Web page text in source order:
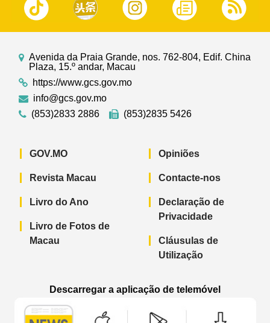
Avenida da Praia Grande, nos. 762-804, Edif. China
Plaza, 15.º andar, Macau
https://www.gcs.gov.mo
info@gcs.gov.mo
(853)2833 2886
(853)2835 5426
GOV.MO
Revista Macau
Livro do Ano
Livro de Fotos de
Macau
Opiniões
Contacte-nos
Declaração de
Privacidade
Cláusulas de
Utilização
Descarregar a aplicação de telemóvel